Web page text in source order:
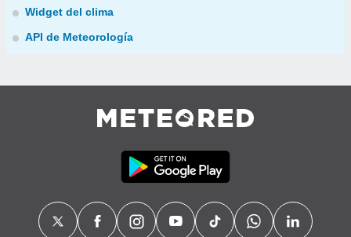
Widget del clima
API de Meteorología